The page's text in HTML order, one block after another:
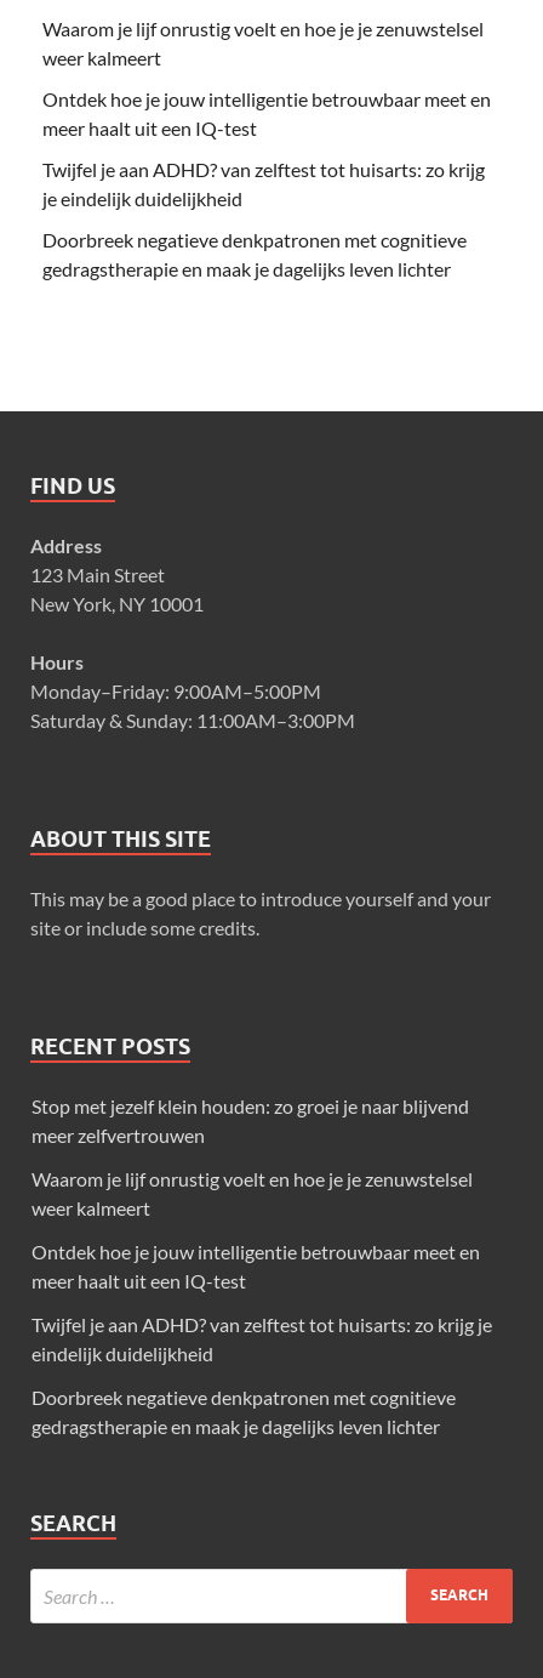
Waarom je lijf onrustig voelt en hoe je je zenuwstelsel
weer kalmeert
Ontdek hoe je jouw intelligentie betrouwbaar meet en
meer haalt uit een IQ-test
Twijfel je aan ADHD? van zelftest tot huisarts: zo krijg
je eindelijk duidelijkheid
Doorbreek negatieve denkpatronen met cognitieve
gedragstherapie en maak je dagelijks leven lichter
FIND US
Address
123 Main Street
New York, NY 10001
Hours
Monday–Friday: 9:00AM–5:00PM
Saturday & Sunday: 11:00AM–3:00PM
ABOUT THIS SITE
This may be a good place to introduce yourself and your
site or include some credits.
RECENT POSTS
Stop met jezelf klein houden: zo groei je naar blijvend
meer zelfvertrouwen
Waarom je lijf onrustig voelt en hoe je je zenuwstelsel
weer kalmeert
Ontdek hoe je jouw intelligentie betrouwbaar meet en
meer haalt uit een IQ-test
Twijfel je aan ADHD? van zelftest tot huisarts: zo krijg je
eindelijk duidelijkheid
Doorbreek negatieve denkpatronen met cognitieve
gedragstherapie en maak je dagelijks leven lichter
SEARCH